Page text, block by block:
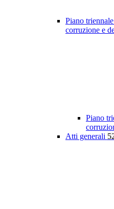
Piano
corruzione e
Piano
Atti generali